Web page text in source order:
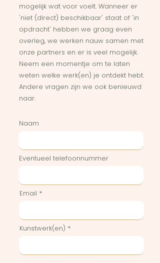
mogelijk wat voor voelt. Wanneer er
'niet (direct) beschikbaar' staat of 'in
opdracht' hebben we graag even
overleg, we werken nauw samen met
onze partners en er is veel mogelijk.
Neem een momentje om te laten
weten welke werk(en) je ontdekt hebt.
Andere vragen zijn we ook benieuwd
naar.
Naam
Eventueel telefoonnummer
Email
Kunstwerk(en)